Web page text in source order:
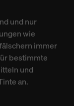
und nur
wie
immer
bestimmte
und
an.